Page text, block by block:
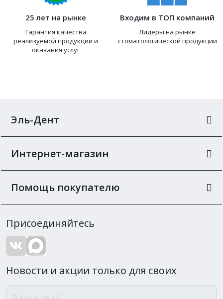
25 лет на рынке
Гарантия качества
реализуемой продукции и
оказания услуг
Входим в ТОП компаний
Лидеры на рынке
стоматологической продукции
Эль-Дент
Интернет-магазин
Помощь покупателю
Присоединяйтесь
Новости и акции только для своих